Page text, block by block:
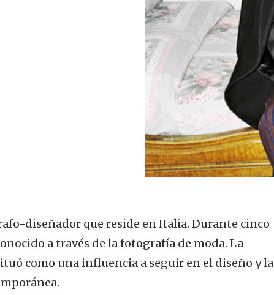
diseñador que reside en Italia. Durante cinco
a través de la fotografía de moda. La
como una influencia a seguir en el diseño y la